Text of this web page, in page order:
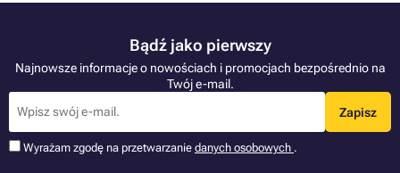
Bądź jako pierwszy
Najnowsze informacje o nowościach i promocjach bezpośrednio na
Twój e-mail.
Zapisz
Wyrażam zgodę na przetwarzanie danych osobowych .